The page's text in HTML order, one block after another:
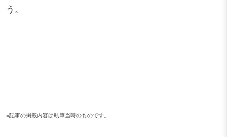
う。
※記事の掲載内容は執筆当時のものです。